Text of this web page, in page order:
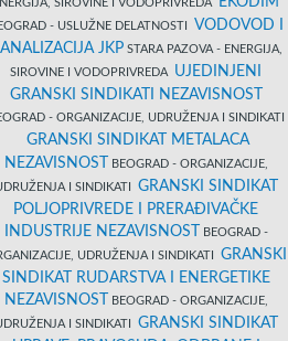
SIROVINE I VODOPRIVREDA
- USLUŽNE DELATNOSTI VODOVOD I
JKPSTARA PAZOVA - ENERGIJA,
SIROVINE I VODOPRIVREDA UJEDINJENI
GRANSKI SINDIKATI NEZAVISNOST
- ORGANIZACIJE, UDRUŽENJA I SINDIKATI
GRANSKI SINDIKAT METALACA
NEZAVISNOST
BEOGRAD - ORGANIZACIJE,
I SINDIKATI GRANSKI SINDIKAT
POLJOPRIVREDE I PRERAĐIVAČKE
INDUSTRIJE NEZAVISNOST
BEOGRAD -
UDRUŽENJA I SINDIKATI GRANSKI
SINDIKAT RUDARSTVA I ENERGETIKE
NEZAVISNOST
BEOGRAD - ORGANIZACIJE,
I SINDIKATI GRANSKI SINDIKAT